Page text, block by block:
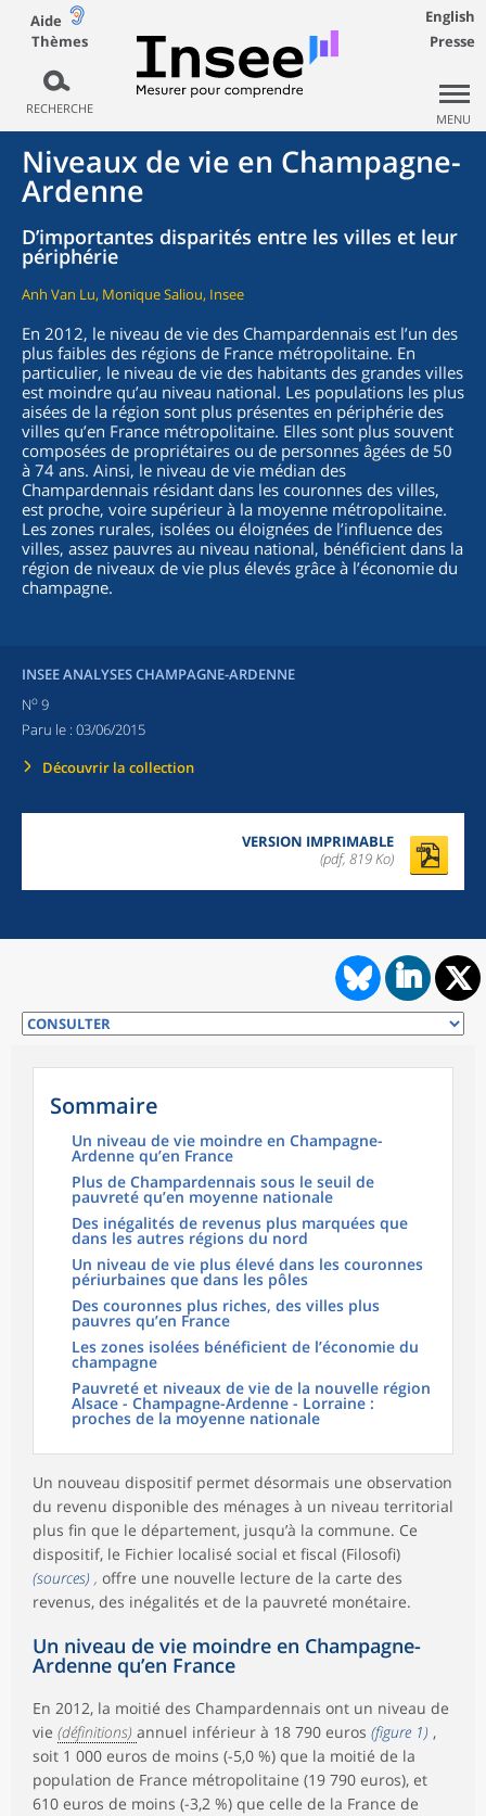
Aide
Thèmes
RECHERCHE
English
Presse
MENU
Niveaux de vie en Champagne-
Ardenne
D’importantes disparités entre les villes et leur
périphérie
Anh Van Lu, Monique Saliou, Insee
En 2012, le niveau de vie des Champardennais est l’un des
plus faibles des régions de France métropolitaine. En
particulier, le niveau de vie des habitants des grandes villes
est moindre qu’au niveau national. Les populations les plus
aisées de la région sont plus présentes en périphérie des
villes qu’en France métropolitaine. Elles sont plus souvent
composées de propriétaires ou de personnes âgées de 50
à 74 ans. Ainsi, le niveau de vie médian des
Champardennais résidant dans les couronnes des villes,
est proche, voire supérieur à la moyenne métropolitaine.
Les zones rurales, isolées ou éloignées de l’influence des
villes, assez pauvres au niveau national, bénéficient dans la
région de niveaux de vie plus élevés grâce à l’économie du
champagne.
INSEE ANALYSES CHAMPAGNE-ARDENNE
No 9
Paru le : 03/06/2015
Découvrir la collection
VERSION IMPRIMABLE
(pdf, 819 Ko)
Sommaire
Un niveau de vie moindre en Champagne-
Ardenne qu’en France
Plus de Champardennais sous le seuil de
pauvreté qu’en moyenne nationale
Des inégalités de revenus plus marquées que
dans les autres régions du nord
Un niveau de vie plus élevé dans les couronnes
périurbaines que dans les pôles
Des couronnes plus riches, des villes plus
pauvres qu’en France
Les zones isolées bénéficient de l’économie du
champagne
Pauvreté et niveaux de vie de la nouvelle région
Alsace - Champagne-Ardenne - Lorraine :
proches de la moyenne nationale
Un nouveau dispositif permet désormais une observation
du revenu disponible des ménages à un niveau territorial
plus fin que le département, jusqu’à la commune. Ce
dispositif, le Fichier localisé social et fiscal (Filosofi)
(sources) , offre une nouvelle lecture de la carte des
revenus, des inégalités et de la pauvreté monétaire.
Un niveau de vie moindre en Champagne-
Ardenne qu’en France
En 2012, la moitié des Champardennais ont un niveau de
vie (définitions) annuel inférieur à 18 790 euros (figure 1) ,
soit 1 000 euros de moins (-5,0 %) que la moitié de la
population de France métropolitaine (19 790 euros), et
610 euros de moins (-3,2 %) que celle de la France de